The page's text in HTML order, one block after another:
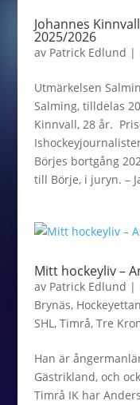
Johannes
2025/2026
av Patrick Edlund |
Utmärkelsen
Salming, tilldelas
Kinnvall, 28 år.
Börjes bortgång
till Börje, i juryn. –
Mitt hockeyliv –
av Patrick Edlund |
Brynäs, Hockeyettan
SHL, Timrå, Tre
Han är
Gästrikland, och
Timrå IK har